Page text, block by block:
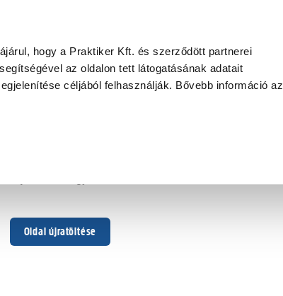
hogy a Praktiker Kft. és szerződött partnerei
az oldalon tett látogatásának adatait
céljából felhasználják. Bővebb információ az
Oldal újratöltése